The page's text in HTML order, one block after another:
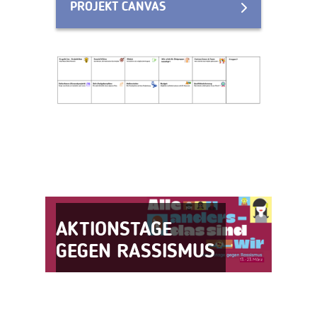
PROJEKT CANVAS
AKTIONSTAGE
GEGEN RASSISMUS